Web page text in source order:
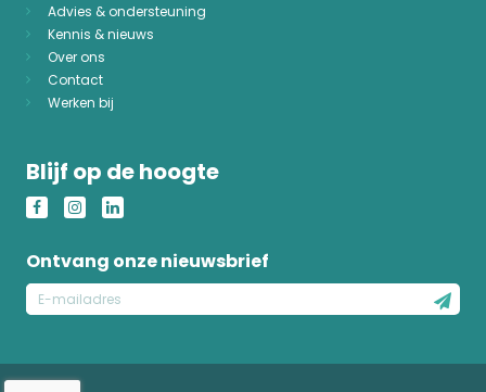
Advies & ondersteuning
Kennis & nieuws
Over ons
Contact
Werken bij
Blijf op de hoogte
Ontvang onze nieuwsbrief
E-
mailadres